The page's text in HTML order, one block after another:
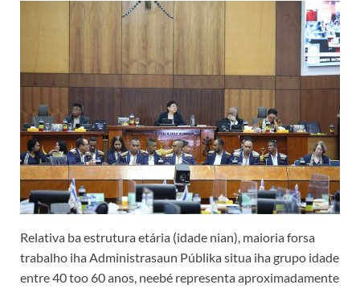
Relativa ba estrutura etária (idade nian), maioria forsa
trabalho iha Administrasaun Públika situa iha grupo idade
entre 40 too 60 anos, neebé representa aproximadamente